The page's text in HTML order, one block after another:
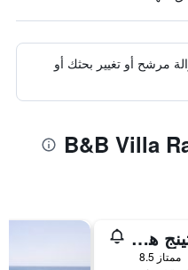
مرشح أو تغيير بحثك أو
هيلينا يوتينج هوتل
ممتاز 8.5